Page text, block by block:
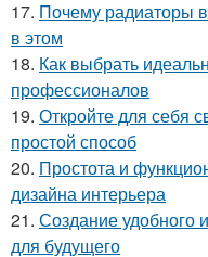
17. Почему радиаторы
в этом
18. Как выбрать
профессионалов
19. Откройте для себя
простой способ
20. Простота и
дизайна интерьера
21. Создание удобного
для будущего